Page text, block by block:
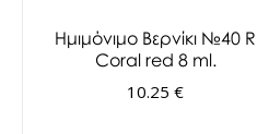
Ημιμόνιμο Βερνίκι №40 R
Coral red 8 ml.
10.25 €